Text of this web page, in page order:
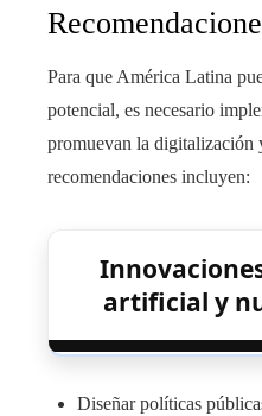
Para que América Latina
potencial, es necesario
promuevan la digitalización
recomendaciones incluyen:
artificial y
Diseñar políticas